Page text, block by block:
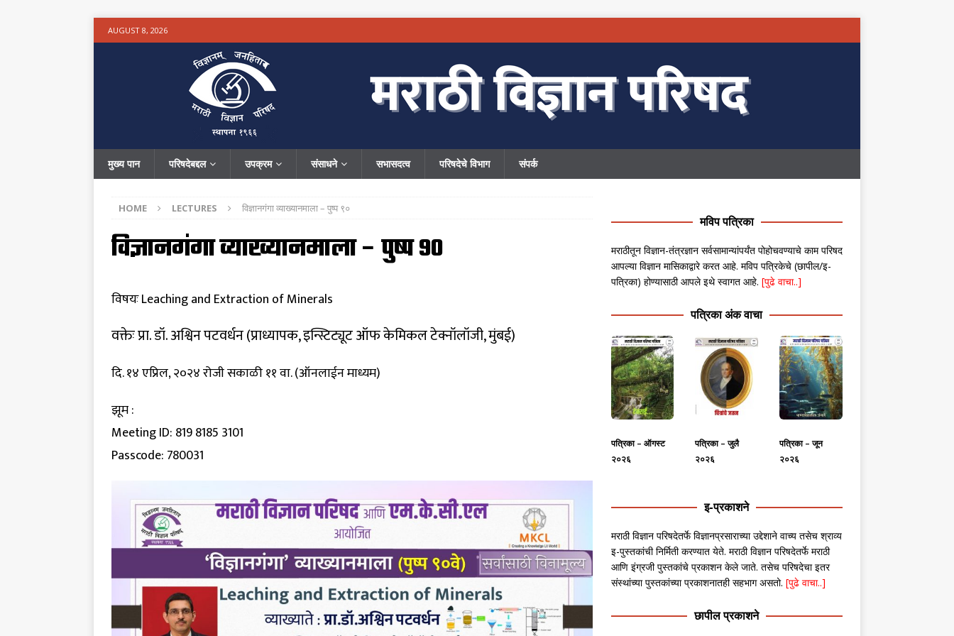
AUGUST 8, 2026
मुख्य पान परिषदेबद्दल उपक्रम संसाधने सभासदत्व परिषदेचे विभाग संपर्क
HOME LECTURES विज्ञानगंगा व्याख्यानमाला – पुष्प ९०
विज्ञानगंगा व्याख्यानमाला – पुष्प ९०
विषयः Leaching and Extraction of Minerals
वक्तेः प्रा. डॉ. अश्विन पटवर्धन (प्राध्यापक, इन्स्टिट्यूट ऑफ केमिकल टेक्नॉलॉजी, मुंबई)
दि. १४ एप्रिल, २०२४ रोजी सकाळी ११ वा. (ऑनलाईन माध्यम)
झूम :
Meeting ID: 819 8185 3101
Passcode: 780031
मविप पत्रिका
मराठीतून विज्ञान-तंत्रज्ञान सर्वसामान्यांपर्यंत पोहोचवण्याचे काम परिषद
आपल्या विज्ञान मासिकाद्वारे करत आहे. मविप पत्रिकेचे (छापील/इ-
पत्रिका) होण्यासाठी आपले इथे स्वागत आहे. [पुढे वाचा..]
पत्रिका अंक वाचा
पत्रिका – ऑगस्ट
२०२६
पत्रिका – जुलै
२०२६
पत्रिका – जून
२०२६
इ-प्रकाशने
मराठी विज्ञान परिषदेतर्फे विज्ञानप्रसाराच्या उद्देशाने वाच्य तसेच श्राव्य
इ-पुस्तकांची निर्मिती करण्यात येते. मराठी विज्ञान परिषदेतर्फे मराठी
आणि इंग्रजी पुस्तकांचे प्रकाशन केले जाते. तसेच परिषदेचा इतर
संस्थांच्या पुस्तकांच्या प्रकाशनातही सहभाग असतो. [पुढे वाचा..]
छापील प्रकाशने